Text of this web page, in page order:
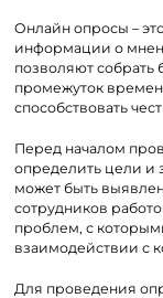
Онлайн опросы –
информации о
позволяют
промежуток
способствовать
Перед началом
определить цели и
может быть
сотрудников
проблем, с
взаимодействии с
Для проведения